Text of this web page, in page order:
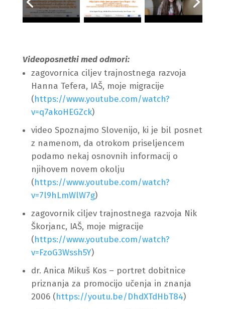
Videoposnetki med odmori:
zagovornica ciljev trajnostnega razvoja
Hanna Tefera, IAŠ, moje migracije
(https://www.youtube.com/watch?
v=q7akoHEGZck)
video Spoznajmo Slovenijo, ki je bil posnet
z namenom, da otrokom priseljencem
podamo nekaj osnovnih informacij o
njihovem novem okolju
(https://www.youtube.com/watch?
v=7l9hLmWlW7g)
zagovornik ciljev trajnostnega razvoja Nik
Škorjanc, IAŠ, moje migracije
(https://www.youtube.com/watch?
v=FzoG3Wssh5Y)
dr. Anica Mikuš Kos – portret dobitnice
priznanja za promocijo učenja in znanja
2006 (https://youtu.be/DhdXTdHbT84)